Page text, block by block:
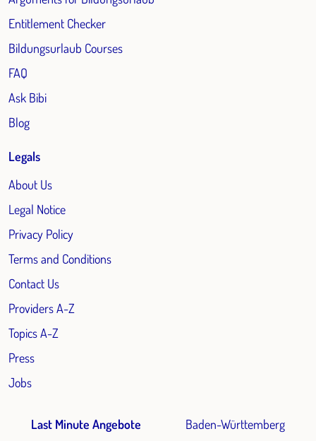
Entitlement Checker
Bildungsurlaub Courses
FAQ
Ask Bibi
Blog
Legals
About Us
Legal Notice
Privacy Policy
Terms and Conditions
Contact Us
Providers A-Z
Topics A-Z
Press
Jobs
Last Minute Angebote Baden-Württemberg